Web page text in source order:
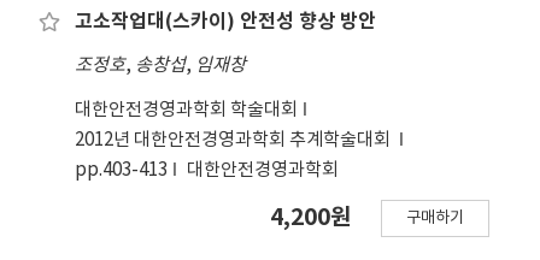
고소작업대(스카이) 안전성 향상 방안
조정호, 송창섭, 임재창
대한안전경영과학회 학술대회
2012년 대한안전경영과학회 추계학술대회
pp.403-413
대한안전경영과학회
4,200원 구매하기